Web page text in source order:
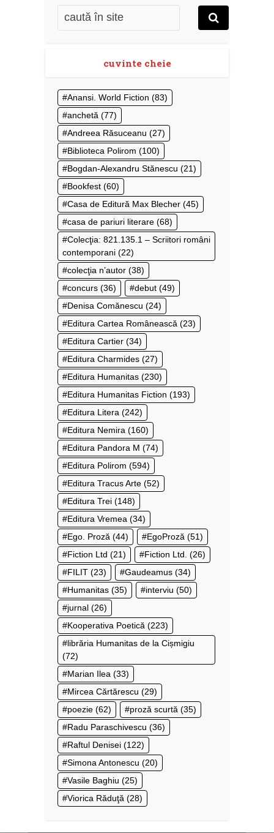
cuvinte cheie
Anansi. World Fiction (83)
anchetă (77)
Andreea Răsuceanu (27)
Biblioteca Polirom (100)
Bogdan-Alexandru Stănescu (21)
Bookfest (60)
Casa de Editură Max Blecher (45)
casa de pariuri literare (68)
Colecţia: 821.135.1 – Scriitori români
contemporani (22)
colecţia n’autor (38)
concurs (36) debut (49)
Denisa Comănescu (24)
Editura Cartea Românească (23)
Editura Cartier (34)
Editura Charmides (27)
Editura Humanitas (230)
Editura Humanitas Fiction (193)
Editura Litera (242)
Editura Nemira (160)
Editura Pandora M (74)
Editura Polirom (594)
Editura Tracus Arte (52)
Editura Trei (148)
Editura Vremea (34)
Ego. Proză (44) EgoProză (51)
Fiction Ltd (21) Fiction Ltd. (26)
FILIT (23) Gaudeamus (34)
Humanitas (35) interviu (50)
jurnal (26)
Kooperativa Poetică (223)
librăria Humanitas de la Cișmigiu
(72)
Marian Ilea (33)
Mircea Cărtărescu (29)
poezie (62) proză scurtă (35)
Radu Paraschivescu (36)
Raftul Denisei (122)
Simona Antonescu (20)
Vasile Baghiu (25)
Viorica Răduţă (28)